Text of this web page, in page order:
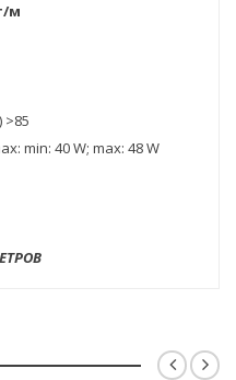
м
>85
min: 40 W; max: 48 W